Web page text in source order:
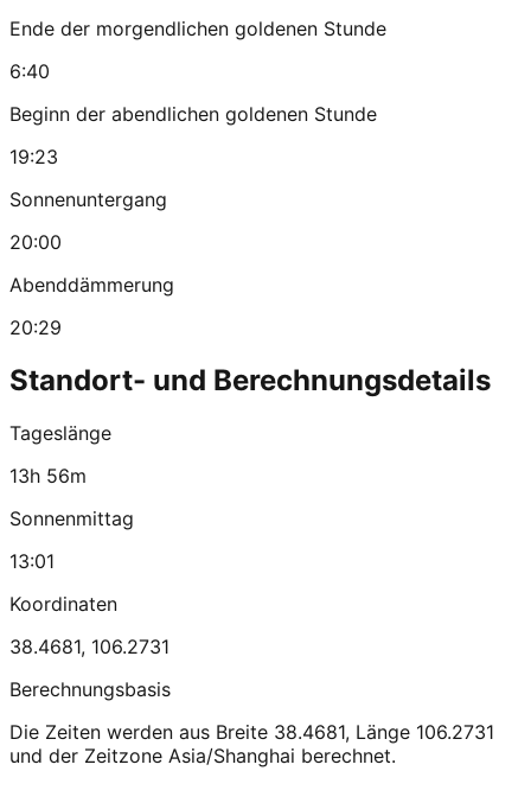
Ende der morgendlichen goldenen Stunde
6:40
Beginn der abendlichen goldenen Stunde
19:23
Sonnenuntergang
20:00
Abenddämmerung
20:29
Standort- und Berechnungsdetails
Tageslänge
13h 56m
Sonnenmittag
13:01
Koordinaten
38.4681, 106.2731
Berechnungsbasis
Die Zeiten werden aus Breite 38.4681, Länge 106.2731
und der Zeitzone Asia/Shanghai berechnet.